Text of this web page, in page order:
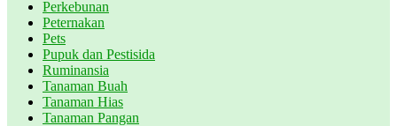
Perkebunan
Peternakan
Pets
Pupuk dan Pestisida
Ruminansia
Tanaman Buah
Tanaman Hias
Tanaman Pangan